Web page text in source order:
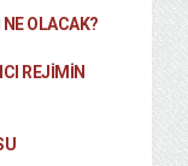
OLACAK?
REJIMIN